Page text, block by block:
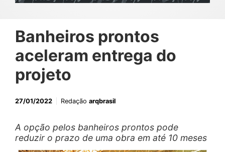
Banheiros prontos
aceleram entrega do
projeto
27/01/2022 Redação arqbrasil
A opção pelos banheiros prontos pode
reduzir o prazo de uma obra em até 10 meses